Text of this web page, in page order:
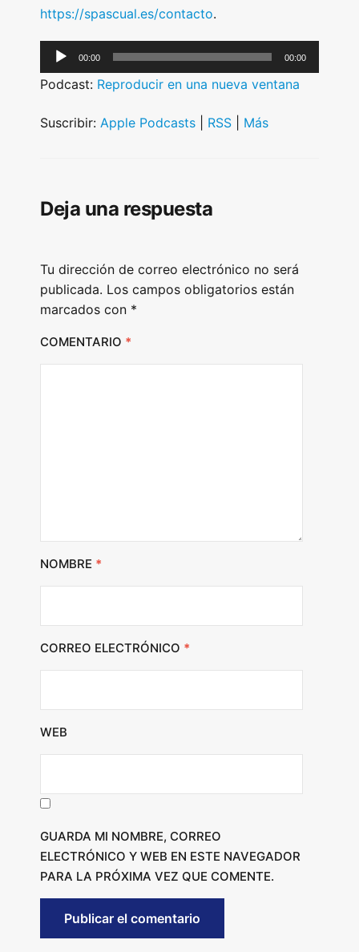
https://spascual.es/contacto.
u
i
a
r
00:00 00:00
Podcast: Reproducir en una nueva ventana
Suscribir: Apple Podcasts RSS Más
Deja una respuesta
Tu dirección de correo electrónico no será
publicada. Los campos obligatorios están
marcados con *
COMENTARIO *
NOMBRE *
CORREO ELECTRÓNICO *
WEB
GUARDA MI NOMBRE, CORREO
ELECTRÓNICO Y WEB EN ESTE NAVEGADOR
PARA LA PRÓXIMA VEZ QUE COMENTE.